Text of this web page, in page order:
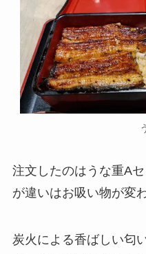
注文したのはうな重A
が違いはお吸い物が変
炭火による香ばしい匂